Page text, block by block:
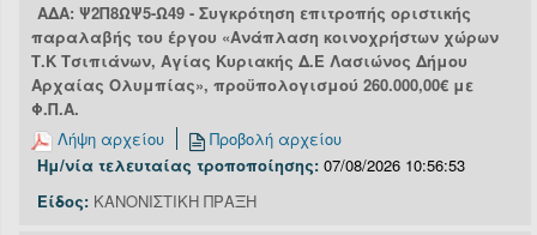
ΑΔΑ: Ψ2Π8ΩΨ5-Ω49 - Συγκρότηση επιτροπής οριστικής
παραλαβής του έργου «Ανάπλαση κοινοχρήστων χώρων
Τ.Κ Τσιπιάνων, Αγίας Κυριακής Δ.Ε Λασιώνος Δήμου
Αρχαίας Ολυμπίας», προϋπολογισμού 260.000,00€ με
Φ.Π.Α.
Λήψη αρχείου
Προβολή αρχείου
Ημ/νία τελευταίας τροποποίησης: 07/08/2026 10:56:53
Είδος: ΚΑΝΟΝΙΣΤΙΚΗ ΠΡΑΞΗ